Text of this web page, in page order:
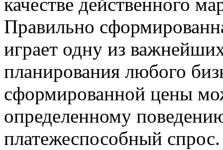
Правильно
играет одну из
планирования любого
сформированной цены
определенному
платежеспособный спрос.